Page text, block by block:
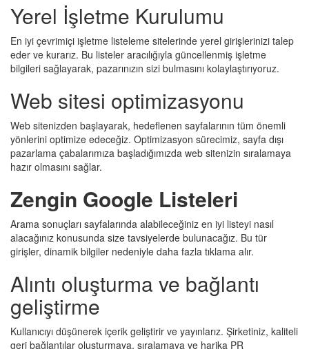
Yerel İşletme Kurulumu
En iyi çevrimiçi işletme listeleme sitelerinde yerel girişlerinizi talep
eder ve kurarız. Bu listeler aracılığıyla güncellenmiş işletme
bilgileri sağlayarak, pazarınızın sizi bulmasını kolaylaştırıyoruz.
Web sitesi optimizasyonu
Web sitenizden başlayarak, hedeflenen sayfalarının tüm önemli
yönlerini optimize edeceğiz. Optimizasyon sürecimiz, sayfa dışı
pazarlama çabalarımıza başladığımızda web sitenizin sıralamaya
hazır olmasını sağlar.
Zengin Google Listeleri
Arama sonuçları sayfalarında alabileceğiniz en iyi listeyi nasıl
alacağınız konusunda size tavsiyelerde bulunacağız. Bu tür
girişler, dinamik bilgiler nedeniyle daha fazla tıklama alır.
Alıntı oluşturma ve bağlantı
geliştirme
Kullanıcıyı düşünerek içerik geliştirir ve yayınlarız. Şirketiniz, kaliteli
geri bağlantılar oluşturmaya, sıralamaya ve harika PR